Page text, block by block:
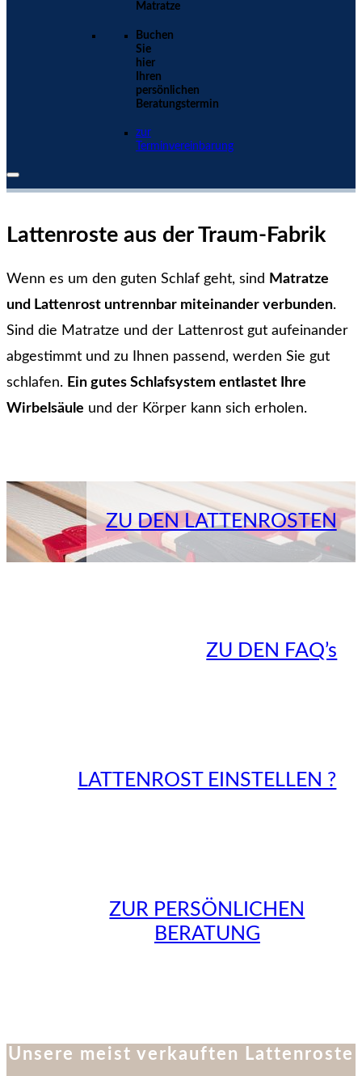
Matratze
Buchen
Sie
hier
Ihren
persönlichen
Beratungstermin
zur
Terminvereinbarung
Lattenroste aus der Traum-Fabrik
Wenn es um den guten Schlaf geht, sind Matratze
und Lattenrost untrennbar miteinander verbunden.
Sind die Matratze und der Lattenrost gut aufeinander
abgestimmt und zu Ihnen passend, werden Sie gut
schlafen. Ein gutes Schlafsystem entlastet Ihre
Wirbelsäule und der Körper kann sich erholen.
ZU DEN LATTENROSTEN
ZU DEN FAQ’s
LATTENROST EINSTELLEN ?
ZUR PERSÖNLICHEN
BERATUNG
Unsere meist verkauften Lattenroste